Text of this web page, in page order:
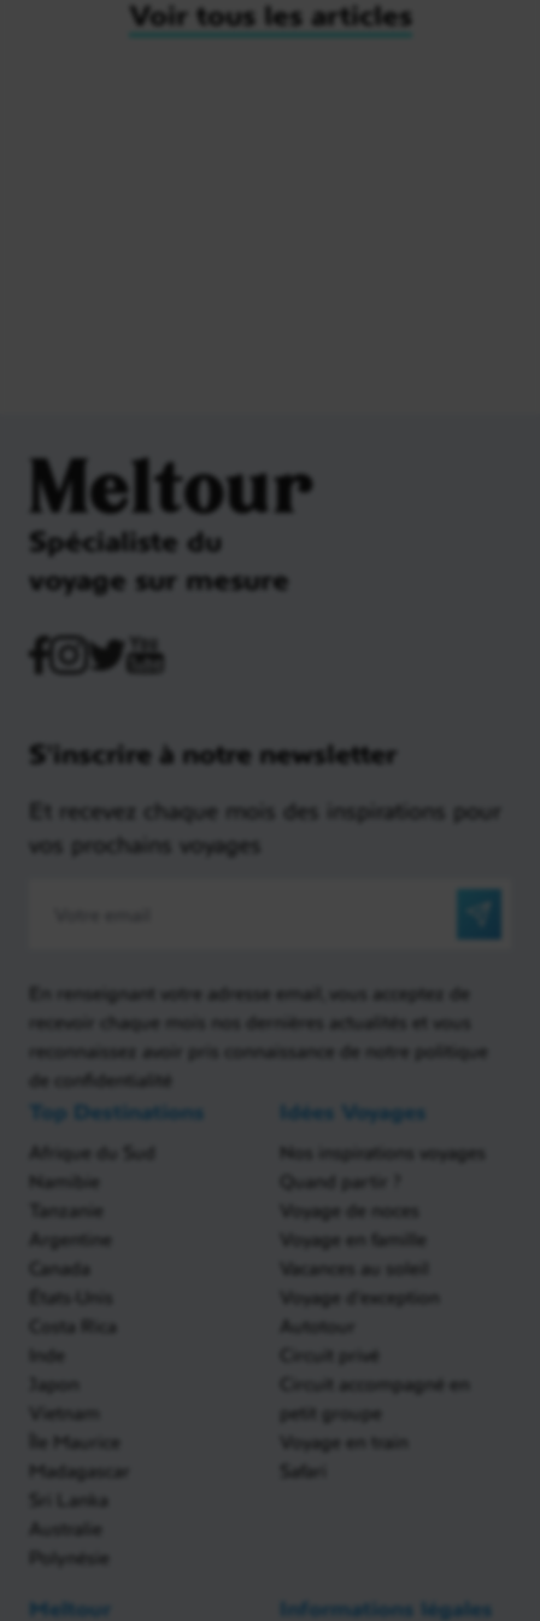
Voir tous les articles
Meltour
Spécialiste du
voyage sur mesure
S'inscrire à notre newsletter
Et recevez chaque mois des inspirations pour
vos prochains voyages
En renseignant votre adresse email, vous acceptez de
recevoir chaque mois nos dernières actualités et vous
reconnaissez avoir pris connaissance de notre politique
de confidentialité
Top Destinations
Afrique du Sud
Namibie
Tanzanie
Argentine
Canada
États-Unis
Costa Rica
Inde
Japon
Vietnam
Île Maurice
Madagascar
Sri Lanka
Australie
Polynésie
Idées Voyages
Nos inspirations voyages
Quand partir ?
Voyage de noces
Voyage en famille
Vacances au soleil
Voyage d'exception
Autotour
Circuit privé
Circuit accompagné en
petit groupe
Voyage en train
Safari
Meltour Informations légales